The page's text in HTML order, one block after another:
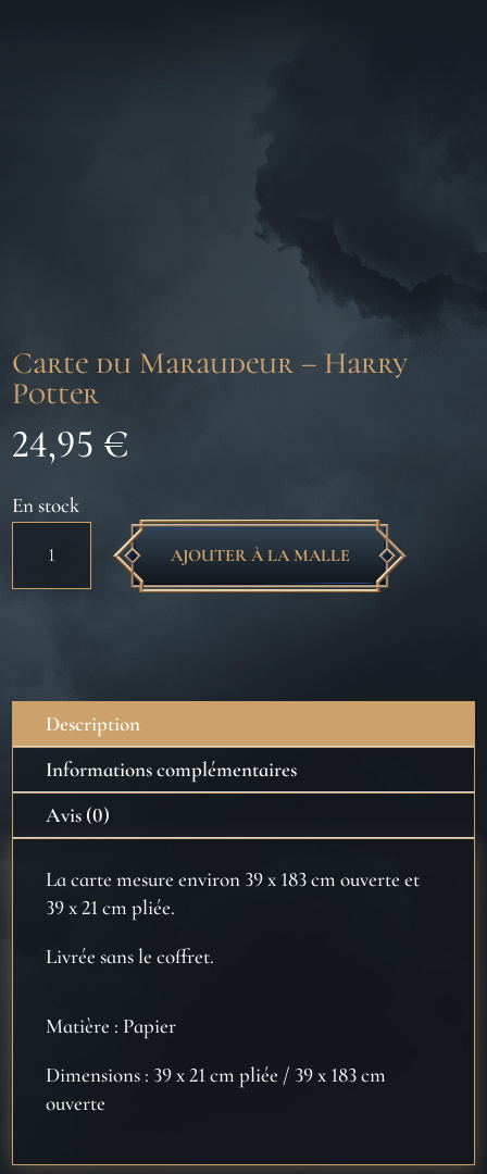
Carte du Maraudeur – Harry
Potter
24,95 €
En stock
Carte
Harry
Potter
AJOUTER À LA MALLE
Description
Informations complémentaires
Avis (0)
La carte mesure environ 39 x 183 cm ouverte et
39 x 21 cm pliée.
Livrée sans le coffret.
Matière : Papier
Dimensions : 39 x 21 cm pliée / 39 x 183 cm
ouverte